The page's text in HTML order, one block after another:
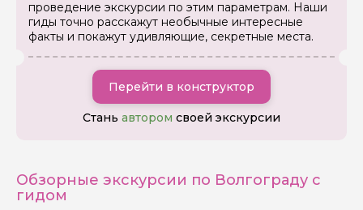
проведение экскурсии по этим параметрам. Наши
гиды точно расскажут необычные интересные
факты и покажут удивляющие, секретные места.
Перейти в конструктор
Стань автором своей экскурсии
Обзорные экскурсии по Волгограду с
гидом